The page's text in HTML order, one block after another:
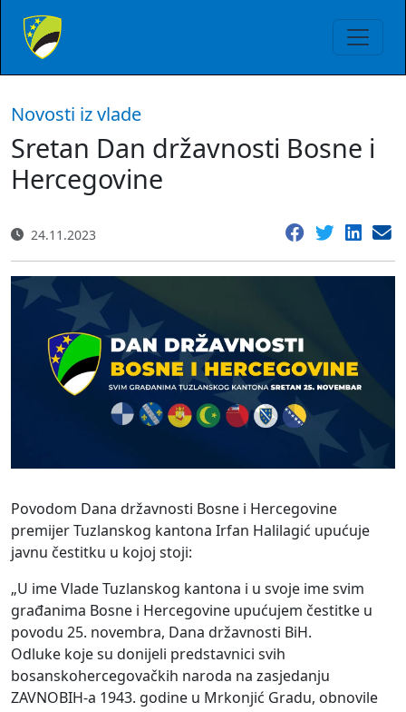
Novosti iz vlade
Sretan Dan državnosti Bosne i
Hercegovine
24.11.2023
Povodom Dana državnosti Bosne i Hercegovine
premijer Tuzlanskog kantona Irfan Halilagić upućuje
javnu čestitku u kojoj stoji:
„U ime Vlade Tuzlanskog kantona i u svoje ime svim
građanima Bosne i Hercegovine upućujem čestitke u
povodu 25. novembra, Dana državnosti BiH.
Odluke koje su donijeli predstavnici svih
bosanskohercegovačkih naroda na zasjedanju
ZAVNOBIH-a 1943. godine u Mrkonjić Gradu, obnovile